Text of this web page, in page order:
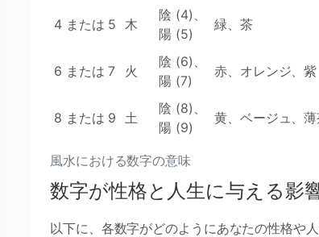
風水における数字の意味
4 または 5 木
陰 (4)、
陽 (5)
緑、茶
6 または 7 火
陰 (6)、
陽 (7)
赤、オレンジ、紫
8 または 9 土
陰 (8)、
陽 (9)
黄、ベージュ、
数字が性格と人生に与える影
以下に、各数字がどのようにあなたの性格や